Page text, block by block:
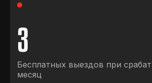
3
Бесплатных выездов при
месяц